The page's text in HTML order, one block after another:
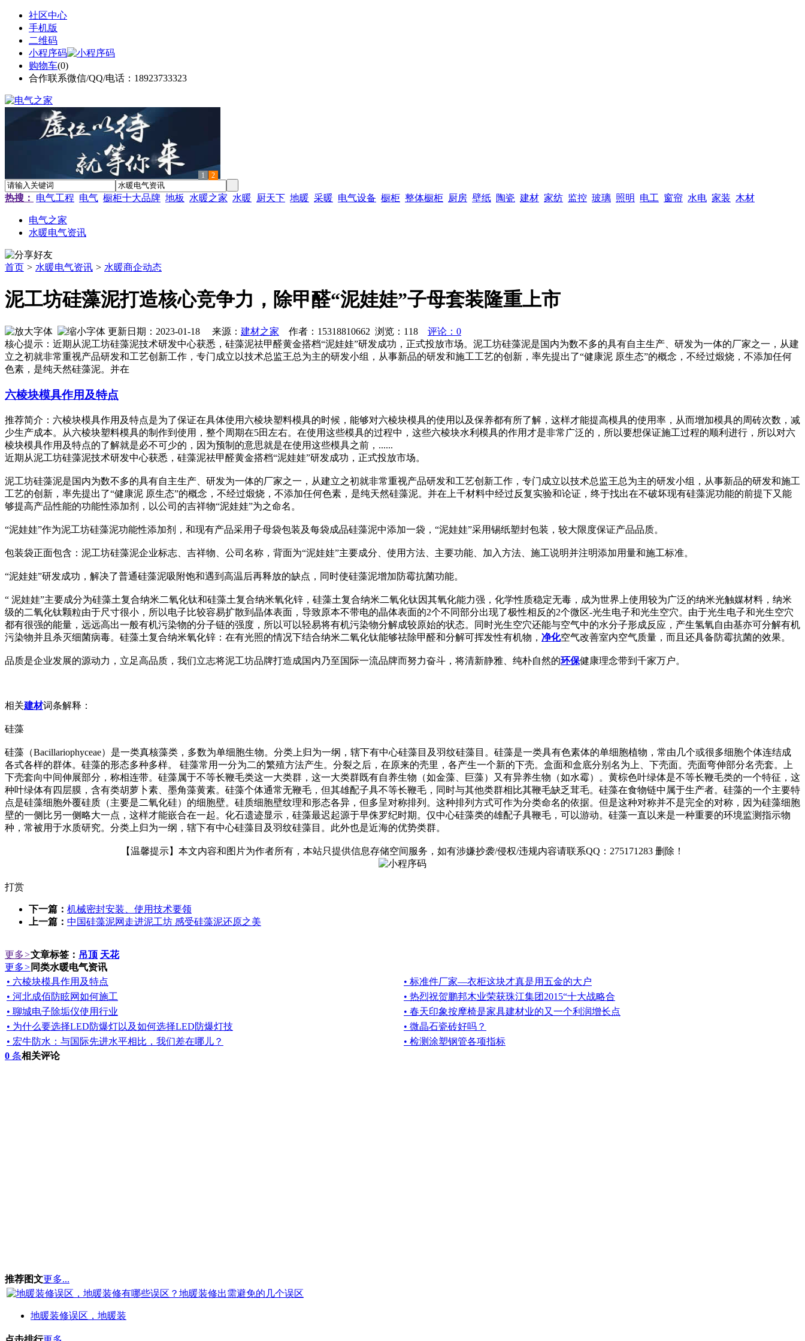
社区中心
手机版
二维码
小程序码
购物车(0)
合作联系微信/QQ/电话：18923733323
1 2
热搜： 电气工程 电气 橱柜十大品牌 地板 水暖之家 水暖 厨天下 地暖 采暖 电气设备 橱柜 整体橱柜 厨房 壁纸 陶瓷 建材 家纺 监控 玻璃 照明 电工 窗帘 水电 家装 木材
电气之家
水暖电气资讯
首页 > 水暖电气资讯 > 水暖商企动态
泥工坊硅藻泥打造核心竞争力，除甲醛“泥娃娃”子母套装隆重上市
更新日期：2023-01-18 来源： 建材之家 作者：15318810662 浏览： 118
评论：0
核心提示：近期从泥工坊硅藻泥技术研发中心获悉，硅藻泥祛甲醛黄金搭档“泥娃娃”研发成功，正式投放市场。泥工坊硅藻泥是国内为数不多的具有自主生产、研发为一体的厂家之一，从建
立之初就非常重视产品研发和工艺创新工作，专门成立以技术总监王总为主的研发小组，从事新品的研发和施工工艺的创新，率先提出了“健康泥 原生态”的概念，不经过煅烧，不添加任何
色素，是纯天然硅藻泥。并在
六棱块模具作用及特点
推荐简介：六棱块模具作用及特点是为了保证在具体使用六棱块塑料模具的时候，能够对六棱块模具的使用以及保养都有所了解，这样才能提高模具的使用率，从而增加模具的周砖次数，减
少生产成本。从六棱块塑料模具的制作到使用，整个周期在5田左右。在使用这些模具的过程中，这些六棱块水利模具的作用才是非常广泛的，所以要想保证施工过程的顺利进行，所以对六
棱块模具作用及特点的了解就是必不可少的，因为预制的意思就是在使用这些模具之前，......
近期从泥工坊硅藻泥技术研发中心获悉，硅藻泥祛甲醛黄金搭档“泥娃娃”研发成功，正式投放市场。
泥工坊硅藻泥是国内为数不多的具有自主生产、研发为一体的厂家之一，从建立之初就非常重视产品研发和工艺创新工作，专门成立以技术总监王总为主的研发小组，从事新品的研发和施工
工艺的创新，率先提出了“健康泥 原生态”的概念，不经过煅烧，不添加任何色素，是纯天然硅藻泥。并在上千材料中经过反复实验和论证，终于找出在不破坏现有硅藻泥功能的前提下又能
够提高产品性能的功能性添加剂，以公司的吉祥物“泥娃娃”为之命名。
“泥娃娃”作为泥工坊硅藻泥功能性添加剂，和现有产品采用子母袋包装及每袋成品硅藻泥中添加一袋，“泥娃娃”采用锡纸塑封包装，较大限度保证产品品质。
包装袋正面包含：泥工坊硅藻泥企业标志、吉祥物、公司名称，背面为“泥娃娃”主要成分、使用方法、主要功能、加入方法、施工说明并注明添加用量和施工标准。
“泥娃娃”研发成功，解决了普通硅藻泥吸附饱和遇到高温后再释放的缺点，同时使硅藻泥增加防霉抗菌功能。
“ 泥娃娃”主要成分为硅藻土复合纳米二氧化钛和硅藻土复合纳米氧化锌，硅藻土复合纳米二氧化钛因其氧化能力强，化学性质稳定无毒，成为世界上使用较为广泛的纳米光触媒材料，纳米
级的二氧化钛颗粒由于尺寸很小，所以电子比较容易扩散到晶体表面，导致原本不带电的晶体表面的2个不同部分出现了极性相反的2个微区-光生电子和光生空穴。由于光生电子和光生空穴
都有很强的能量，远远高出一般有机污染物的分子链的强度，所以可以轻易将有机污染物分解成较原始的状态。同时光生空穴还能与空气中的水分子形成反应，产生氢氧自由基亦可分解有机
污染物并且杀灭细菌病毒。硅藻土复合纳米氧化锌：在有光照的情况下结合纳米二氧化钛能够祛除甲醛和分解可挥发性有机物， 净化空气改善室内空气质量，而且还具备防霉抗菌的效果。
品质是企业发展的源动力，立足高品质，我们立志将泥工坊品牌打造成国内乃至国际一流品牌而努力奋斗，将清新静雅、纯朴自然的环保健康理念带到千家万户。
相关建材词条解释：
硅藻
硅藻（Bacillariophyceae）是一类真核藻类，多数为单细胞生物。分类上归为一纲，辖下有中心硅藻目及羽纹硅藻目。硅藻是一类具有色素体的单细胞植物，常由几个或很多细胞个体连结成
各式各样的群体。硅藻的形态多种多样。 硅藻常用一分为二的繁殖方法产生。分裂之后，在原来的壳里，各产生一个新的下壳。盒面和盒底分别名为上、下壳面。壳面弯伸部分名壳套。上
下壳套向中间伸展部分，称相连带。硅藻属于不等长鞭毛类这一大类群，这一大类群既有自养生物（如金藻、巨藻）又有异养生物（如水霉）。黄棕色叶绿体是不等长鞭毛类的一个特征，这
种叶绿体有四层膜，含有类胡萝卜素、墨角藻黄素。硅藻个体通常无鞭毛，但其雄配子具不等长鞭毛，同时与其他类群相比其鞭毛缺乏茸毛。硅藻在食物链中属于生产者。硅藻的一个主要特
点是硅藻细胞外覆硅质（主要是二氧化硅）的细胞壁。硅质细胞壁纹理和形态各异，但多呈对称排列。这种排列方式可作为分类命名的依据。但是这种对称并不是完全的对称，因为硅藻细胞
壁的一侧比另一侧略大一点，这样才能嵌合在一起。化石遗迹显示，硅藻最迟起源于早侏罗纪时期。仅中心硅藻类的雄配子具鞭毛，可以游动。硅藻一直以来是一种重要的环境监测指示物
种，常被用于水质研究。分类上归为一纲，辖下有中心硅藻目及羽纹硅藻目。此外也是近海的优势类群。
【温馨提示】本文内容和图片为作者所有，本站只提供信息存储空间服务，如有涉嫌抄袭/侵权/违规内容请联系QQ：275171283 删除！
打赏
下一篇： 机械密封安装、使用技术要领
上一篇： 中国硅藻泥网走进泥工坊 感受硅藻泥还原之美
更多>文章标签： 吊顶 天花
更多> 同类水暖电气资讯
• 六棱块模具作用及特点
• 标准件厂家—衣柜这块才真是用五金的大户
• 河北成佰防眩网如何施工
• 热烈祝贺鹏邦木业荣获珠江集团2015“十大战略合
• 聊城电子除垢仪使用行业
• 春天印象按摩椅是家具建材业的又一个利润增长点
• 为什么要选择LED防爆灯以及如何选择LED防爆灯技
• 微晶石瓷砖好吗？
• 宏牛防水：与国际先进水平相比，我们差在哪儿？
• 检测涂塑钢管各项指标
0 条相关评论
推荐图文更多...
地暖装修误区，地暖装